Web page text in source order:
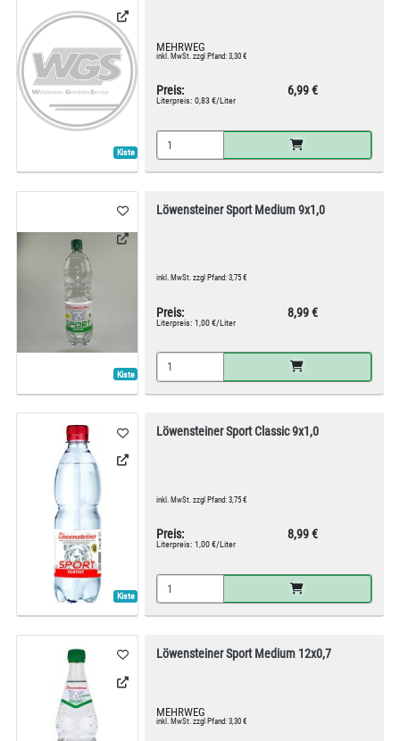
Kiste
MEHRWEG
inkl. MwSt. zzgl Pfand: 3,30 €
Preis: 6,99 €
Literpreis: 0,83 €/Liter
Kiste
Löwensteiner Sport Medium 9x1,0
inkl. MwSt. zzgl Pfand: 3,75 €
Preis: 8,99 €
Literpreis: 1,00 €/Liter
Kiste
Löwensteiner Sport Classic 9x1,0
inkl. MwSt. zzgl Pfand: 3,75 €
Preis: 8,99 €
Literpreis: 1,00 €/Liter
Löwensteiner Sport Medium 12x0,7
MEHRWEG
inkl. MwSt. zzgl Pfand: 3,30 €